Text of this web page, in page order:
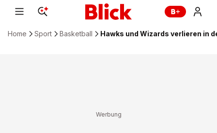
Home Sport Basketball Hawks und Wizards verlieren in